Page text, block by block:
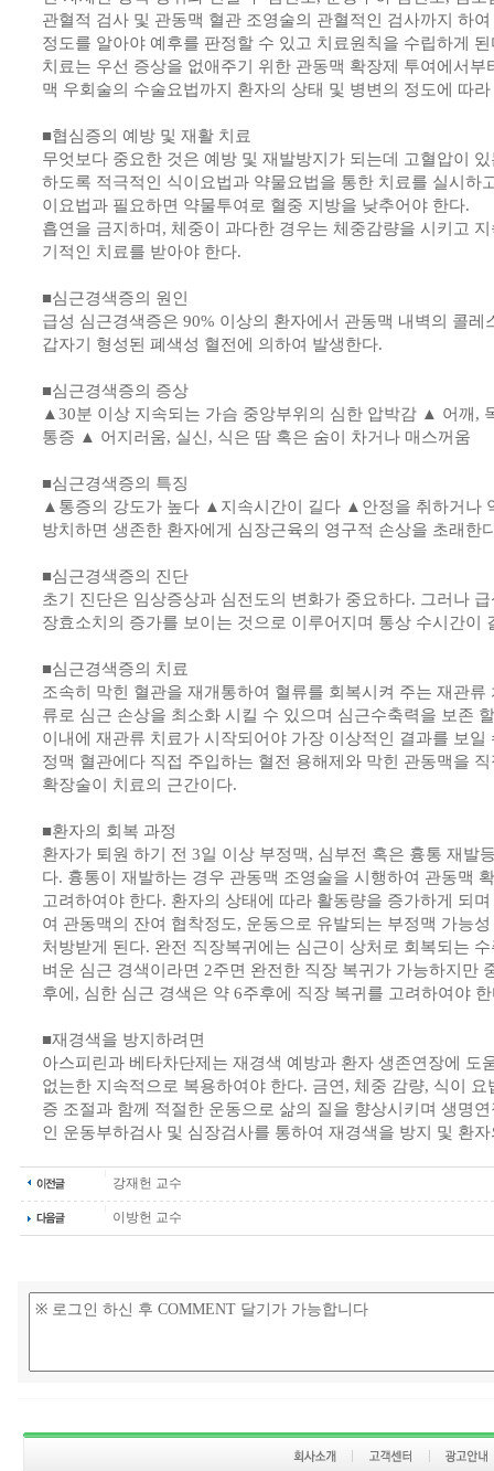
관혈적 검사 및 관동맥 혈관 조영술의 관혈적인 검사까지 하
정도를 알아야 예후를 판정할 수 있고 치료원칙을 수립하게 된
치료는 우선 증상을 없애주기 위한 관동맥 확장제 투여에서부
맥 우회술의 수술요법까지 환자의 상태 및 병변의 정도에 따
■협심증의 예방 및 재활 치료
무엇보다 중요한 것은 예방 및 재발방지가 되는데 고혈압이
하도록 적극적인 식이요법과 약물요법을 통한 치료를 실시하
이요법과 필요하면 약물투여로 혈중 지방을 낮추어야 한다.
흡연을 금지하며, 체중이 과다한 경우는 체중감량을 시키고
기적인 치료를 받아야 한다.
■심근경색증의 원인
급성 심근경색증은 90% 이상의 환자에서 관동맥 내벽의 콜레
갑자기 형성된 폐색성 혈전에 의하여 발생한다.
■심근경색증의 증상
▲30분 이상 지속되는 가슴 중앙부위의 심한 압박감 ▲ 어깨,
통증 ▲ 어지러움, 실신, 식은 땀 혹은 숨이 차거나 매스꺼움
■심근경색증의 특징
▲통증의 강도가 높다 ▲지속시간이 길다 ▲안정을 취하거나
방치하면 생존한 환자에게 심장근육의 영구적 손상을 초래한
■심근경색증의 진단
초기 진단은 임상증상과 심전도의 변화가 중요하다. 그러나
장효소치의 증가를 보이는 것으로 이루어지며 통상 수시간이
■심근경색증의 치료
조속히 막힌 혈관을 재개통하여 혈류를 회복시켜 주는 재관류
류로 심근 손상을 최소화 시킬 수 있으며 심근수축력을 보존
이내에 재관류 치료가 시작되어야 가장 이상적인 결과를 보일
정맥 혈관에다 직접 주입하는 혈전 용해제와 막힌 관동맥을
확장술이 치료의 근간이다.
■환자의 회복 과정
환자가 퇴원 하기 전 3일 이상 부정맥, 심부전 혹은 흉통 재발
다. 흉통이 재발하는 경우 관동맥 조영술을 시행하여 관동맥
고려하여야 한다. 환자의 상태에 따라 활동량을 증가하게 되
여 관동맥의 잔여 협착정도, 운동으로 유발되는 부정맥 가능
처방받게 된다. 완전 직장복귀에는 심근이 상처로 회복되는
벼운 심근 경색이라면 2주면 완전한 직장 복귀가 가능하지만
후에, 심한 심근 경색은 약 6주후에 직장 복귀를 고려하여야
■재경색을 방지하려면
아스피린과 베타차단제는 재경색 예방과 환자 생존연장에 도
없는한 지속적으로 복용하여야 한다. 금연, 체중 감량, 식이
증 조절과 함께 적절한 운동으로 삶의 질을 향상시키며 생명
인 운동부하검사 및 심장검사를 통하여 재경색을 방지 및 환
강재헌 교수
이방헌 교수